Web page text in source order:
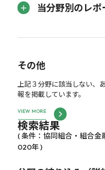
当分野別のレポ
その他
上記３分野に該当しない、
報を掲載しています。
VIEW MORE
検索結果
( 条件：協同組合・組合
020年 )